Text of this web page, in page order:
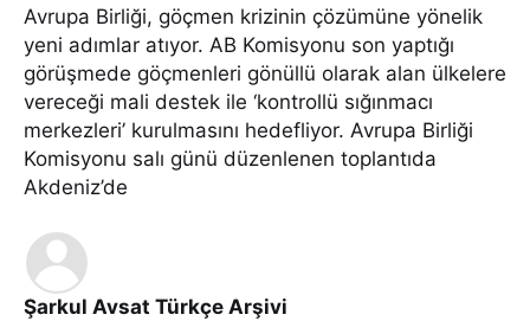
Avrupa Birliği, göçmen krizinin çözümüne yönelik
yeni adımlar atıyor. AB Komisyonu son yaptığı
görüşmede göçmenleri gönüllü olarak alan ülkelere
vereceği mali destek ile ‘kontrollü sığınmacı
merkezleri’ kurulmasını hedefliyor. Avrupa Birliği
Komisyonu salı günü düzenlenen toplantıda
Akdeniz’de
Şarkul Avsat Türkçe Arşivi